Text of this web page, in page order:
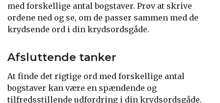
med forskellige antal bogstaver. Prøv at skrive
ordene ned og se, om de passer sammen med de
krydsende ord i din krydsordsgåde.
Afsluttende tanker
At finde det rigtige ord med forskellige antal
bogstaver kan være en spændende og
tilfredsstillende udfordring i din krydsordsgåde.